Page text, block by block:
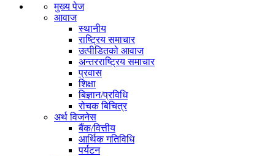
मुख्य पेज
आवाज
स्थानीय
राष्ट्रिय समाचार
उत्पीडितको आवाज
अन्तरराष्ट्रिय समाचार
प्रवास
शिक्षा
बिज्ञान/प्रविधि
रोचक बिचित्र
अर्थ विजनेस
बैंक/वित्तीय
आर्थिक गतिविधि
पर्यटन